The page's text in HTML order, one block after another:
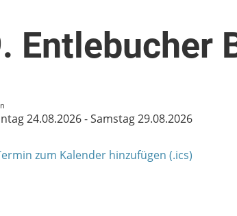
Entlebucher
24.08.2026 - Samstag 29.08.2026
zum Kalender hinzufügen (.ics)